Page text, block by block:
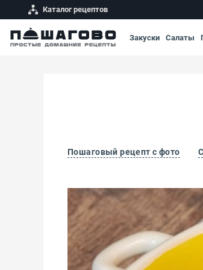
Каталог рецептов
Закуски Салаты
Пошаговый рецепт с фото
Гречка с мясом по-купечески